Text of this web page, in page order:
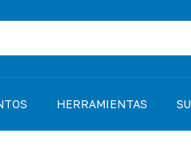
HERRAMIENTAS